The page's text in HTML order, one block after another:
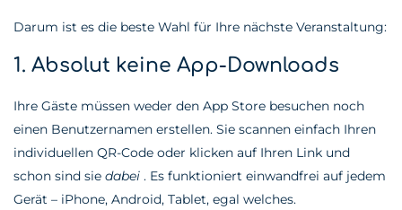
Darum ist es die beste Wahl für Ihre nächste Veranstaltung:
1. Absolut keine App-Downloads
Ihre Gäste müssen weder den App Store besuchen noch
einen Benutzernamen erstellen. Sie scannen einfach Ihren
individuellen QR-Code oder klicken auf Ihren Link und
schon sind sie dabei . Es funktioniert einwandfrei auf jedem
Gerät – iPhone, Android, Tablet, egal welches.